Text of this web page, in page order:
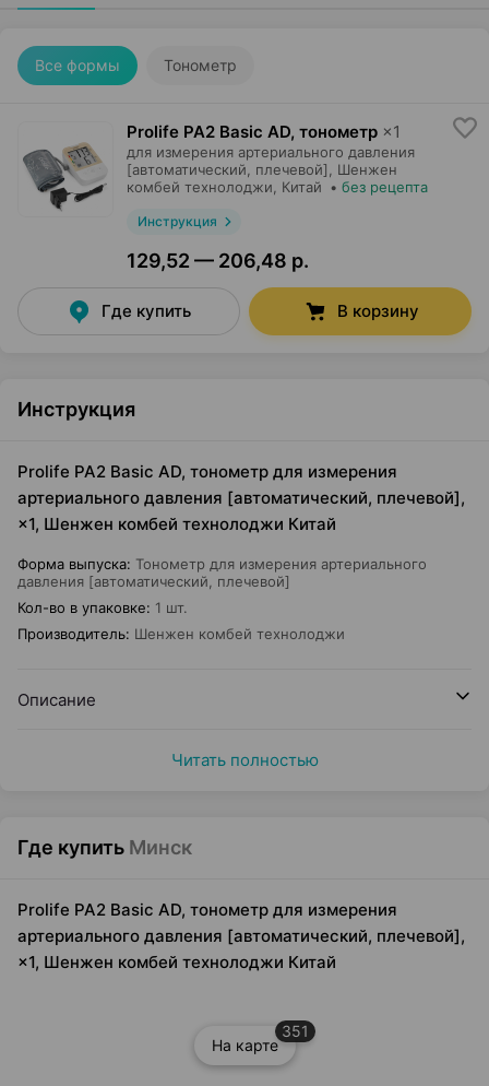
Все формы Тонометр
Prolife PA2 Basic AD, тонометр ×1
для измерения артериального давления
[автоматический, плечевой],
Шенжен
комбей технолоджи , Китай • без рецепта
Инструкция
129,52 — 206,48 р.
Где купить В корзину
Инструкция
Prolife PA2 Basic AD, тонометр для измерения
артериального давления [автоматический, плечевой],
×1, Шенжен комбей технолоджи Китай
Форма выпуска: Тонометр для измерения артериального
давления [автоматический, плечевой]
Кол-во в упаковке: 1 шт.
Производитель: Шенжен комбей технолоджи
Описание
Читать полностью
Где купить Минск
Prolife PA2 Basic AD, тонометр для измерения
артериального давления [автоматический, плечевой],
×1, Шенжен комбей технолоджи Китай
На карте
351